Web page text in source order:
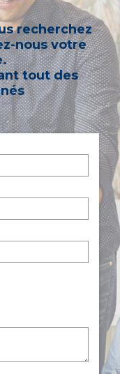
recherchez
nous votre
tout des